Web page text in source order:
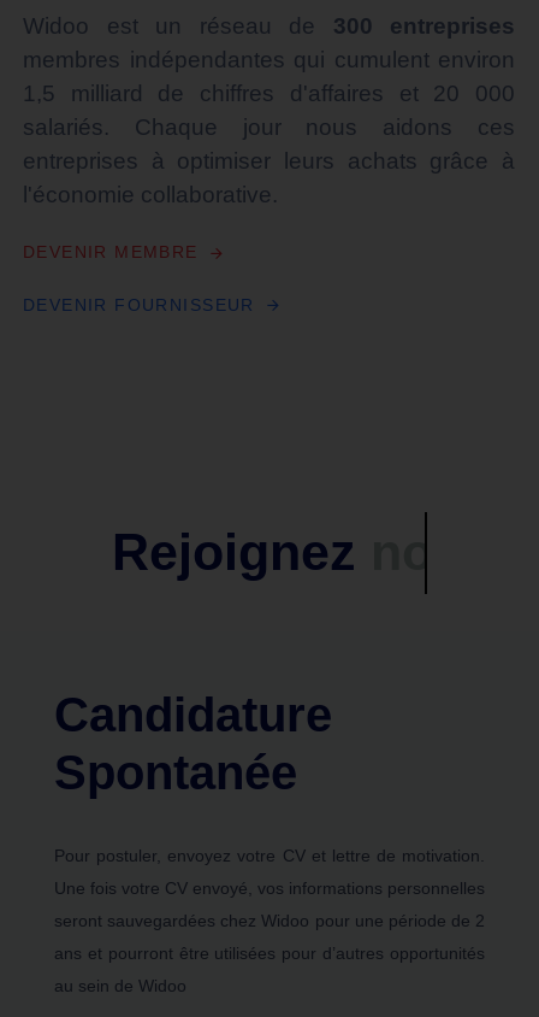
Widoo est un réseau de 300 entreprises
membres indépendantes qui cumulent environ
1,5 milliard de chiffres d'affaires et 20 000
salariés. Chaque jour nous aidons ces
entreprises à optimiser leurs achats grâce à
l'économie collaborative.
DEVENIR M EM B RE
DEVE NIR F OUR NI SSEUR
Rejoignez
Candidature
Spontanée